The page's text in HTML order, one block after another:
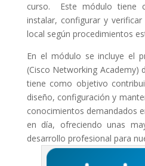
curso. Este módulo tiene
instalar, configurar y
local según procedimientos
En el módulo se incluye el
(Cisco Networking Academy)
tiene como objetivo
diseño, configuración y
conocimientos demandados
en día, ofreciendo unas
desarrollo profesional para